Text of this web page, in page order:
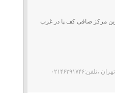
غرب
مرکز صافی کف پا در غرب
پا کودک و بزرگسال
،تلفن:۰۲۱۴۶۲۹۱۷۴۶